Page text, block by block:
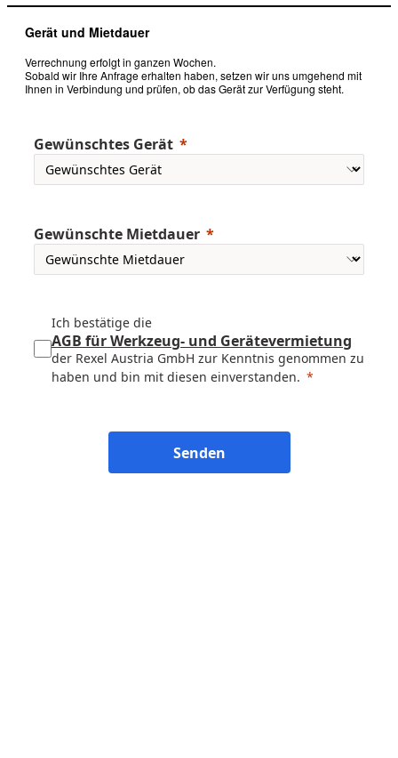
Gerät und Mietdauer
Verrechnung erfolgt in ganzen Wochen.
Sobald wir Ihre Anfrage erhalten haben, setzen wir uns umgehend mit
Ihnen in Verbindung und prüfen, ob das Gerät zur Verfügung steht.
Gewünschtes Gerät
Gewünschte Mietdauer
Ich bestätige die
AGB für Werkzeug- und Gerätevermietung
der Rexel Austria GmbH zur Kenntnis genommen zu
haben und bin mit diesen einverstanden.
Senden